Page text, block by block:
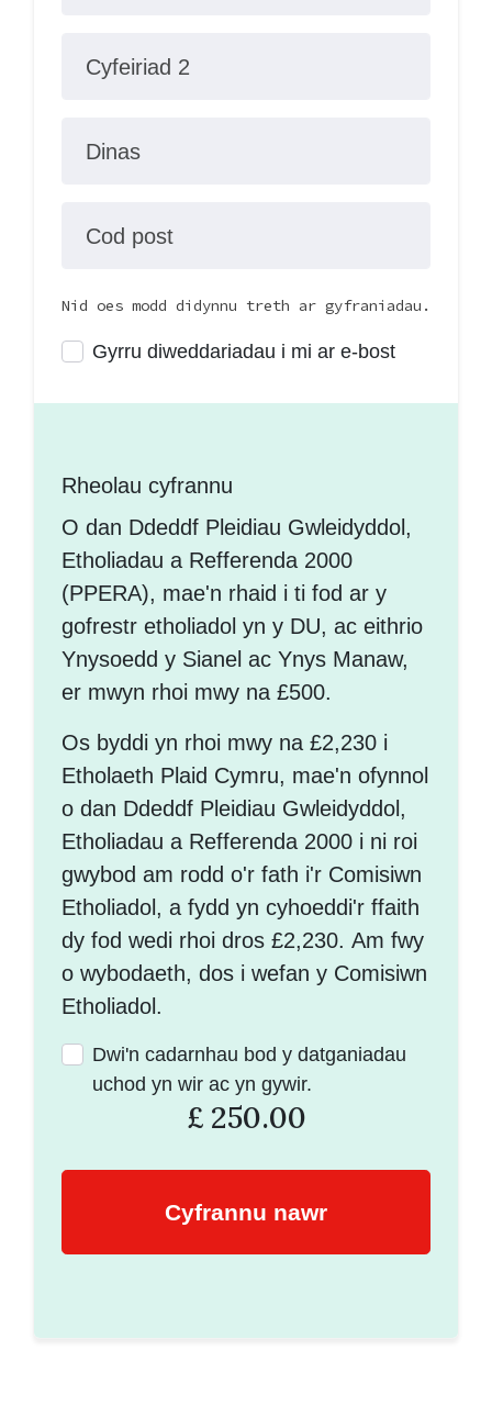
Cyfeiriad 2
Dinas
Cod post
Nid oes modd didynnu treth ar gyfraniadau.
Gyrru diweddariadau i mi ar e-bost
Rheolau cyfrannu
O dan Ddeddf Pleidiau Gwleidyddol,
Etholiadau a Refferenda 2000
(PPERA), mae'n rhaid i ti fod ar y
gofrestr etholiadol yn y DU, ac eithrio
Ynysoedd y Sianel ac Ynys Manaw,
er mwyn rhoi mwy na £500.
Os byddi yn rhoi mwy na £2,230 i
Etholaeth Plaid Cymru, mae'n ofynnol
o dan Ddeddf Pleidiau Gwleidyddol,
Etholiadau a Refferenda 2000 i ni roi
gwybod am rodd o'r fath i'r Comisiwn
Etholiadol, a fydd yn cyhoeddi'r ffaith
dy fod wedi rhoi dros £2,230. Am fwy
o wybodaeth, dos i wefan y Comisiwn
Etholiadol.
Dwi'n cadarnhau bod y datganiadau
uchod yn wir ac yn gywir.
£ 250.00